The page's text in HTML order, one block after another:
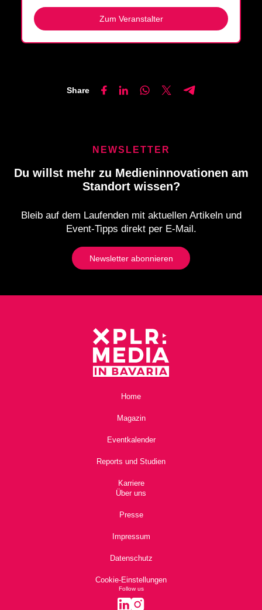
Zum Veranstalter
Share
NEWSLETTER
Du willst mehr zu Medieninnovationen am
Standort wissen?
Bleib auf dem Laufenden mit aktuellen Artikeln und
Event-Tipps direkt per E-Mail.
Newsletter abonnieren
Home
Magazin
Eventkalender
Reports und Studien
Karriere
Über uns
Presse
Impressum
Datenschutz
Cookie-Einstellungen
Follow us